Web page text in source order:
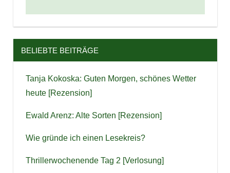
BELIEBTE BEITRÄGE
Tanja Kokoska: Guten Morgen, schönes Wetter
heute [Rezension]
Ewald Arenz: Alte Sorten [Rezension]
Wie gründe ich einen Lesekreis?
Thrillerwochenende Tag 2 [Verlosung]